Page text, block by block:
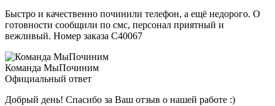
Быстро и качественно починили телефон, а ещё недорого. О
готовности сообщили по смс, персонал приятный и
вежливый. Номер заказа С40067
Команда МыПочиним
Официальный ответ
Добрый день! Спасибо за Ваш отзыв о нашей работе :)